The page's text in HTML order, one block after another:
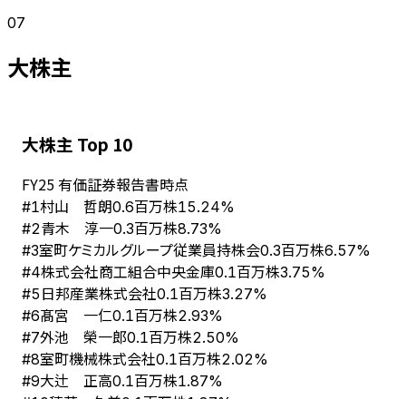
07
大株主
大株主 Top 10
FY25 有価証券報告書時点
#1村山 哲朗0.6百万株15.24%
#2青木 淳一0.3百万株8.73%
#3室町ケミカルグループ従業員持株会0.3百万株6.57%
#4株式会社商工組合中央金庫0.1百万株3.75%
#5 日邦産業株式会社0.1百万株3.27%
#6髙宮 一仁0.1百万株2.93%
#7外池 榮一郎0.1百万株2.50%
#8室町機械株式会社0.1百万株2.02%
#9大辻 正高0.1百万株1.87%